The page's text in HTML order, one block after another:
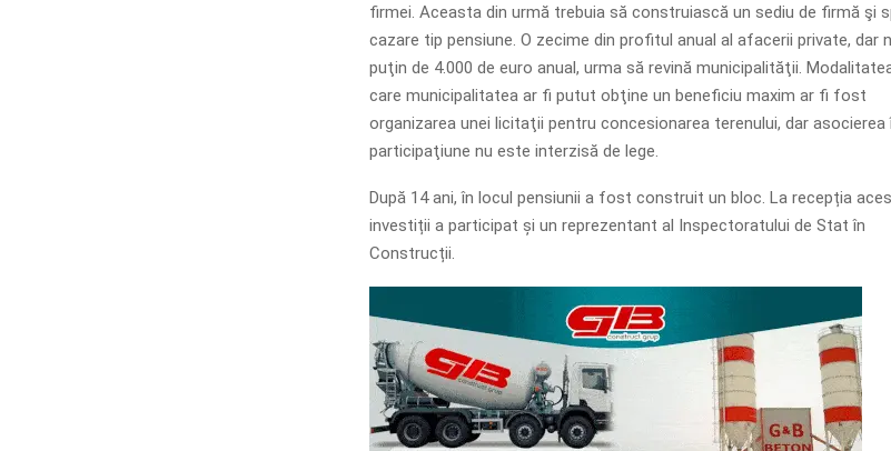
firmei. Aceasta din urmă trebuia să construiască un sediu de firmă şi
cazare tip pensiune. O zecime din profitul anual al afacerii private, dar
puţin de 4.000 de euro anual, urma să revină municipalităţii.
care municipalitatea ar fi putut obţine un beneficiu maxim ar fi fost
organizarea unei licitaţii pentru concesionarea terenului, dar asocierea
participaţiune nu este interzisă de lege.
După 14 ani, în locul pensiunii a fost construit un bloc. La recepția
investiții a participat și un reprezentant al Inspectoratului de Stat în
Construcții.